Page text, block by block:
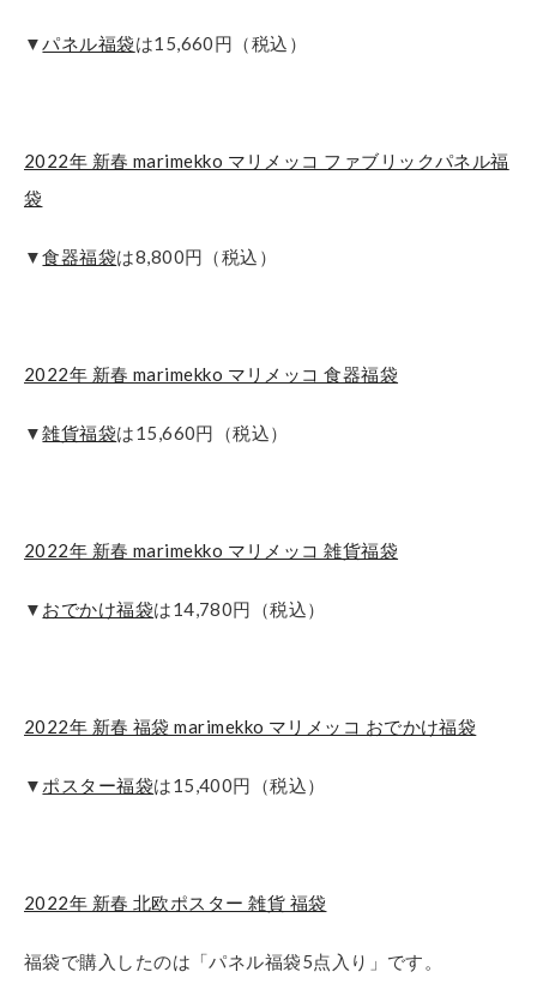
▼パネル福袋は15,660円（税込）
2022年 新春 marimekko マリメッコ ファブリックパネル福
袋
▼食器福袋は8,800円（税込）
2022年 新春 marimekko マリメッコ 食器福袋
▼雑貨福袋は15,660円（税込）
2022年 新春 marimekko マリメッコ 雑貨福袋
▼ おでかけ福袋は14,780円（税込）
2022年 新春 福袋 marimekko マリメッコ おでかけ福袋
▼ ポスター福袋は15,400円（税込）
2022年 新春 北欧ポスター 雑貨 福袋
福袋で購入したのは「パネル福袋5点入り」です。